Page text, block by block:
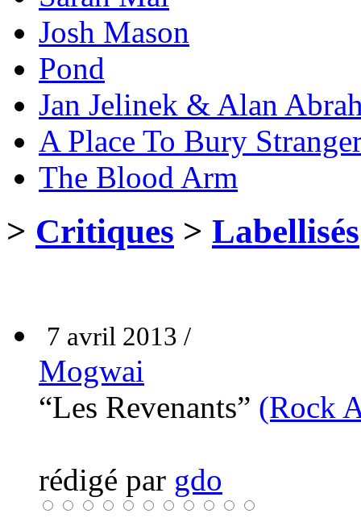
Josh Mason
Pond
Jan Jelinek & Alan
A Place To Bury
The Blood Arm
> Critiques > Labellisés
7 avril 2013 /
Mogwai
“Les Revenants” (Rock
rédigé par gdo